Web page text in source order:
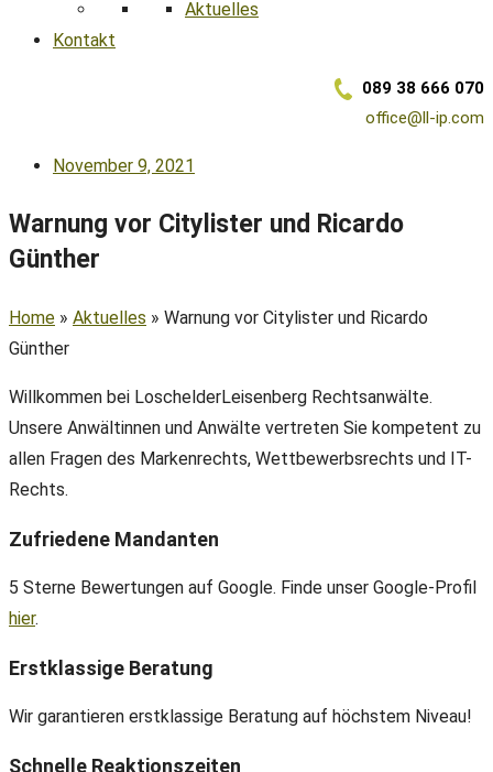
Aktuelles
Kontakt
089 38 666 070
office@ll-ip.com
November 9, 2021
Warnung vor Citylister und Ricardo
Günther
Home » Aktuelles » Warnung vor Citylister und Ricardo
Günther
Willkommen bei LoschelderLeisenberg Rechtsanwälte.
Unsere Anwältinnen und Anwälte vertreten Sie kompetent zu
allen Fragen des Markenrechts, Wettbewerbsrechts und IT-
Rechts.
Zufriedene Mandanten
5 Sterne Bewertungen auf Google. Finde unser Google-Profil
hier.
Erstklassige Beratung
Wir garantieren erstklassige Beratung auf höchstem Niveau!
Schnelle Reaktionszeiten